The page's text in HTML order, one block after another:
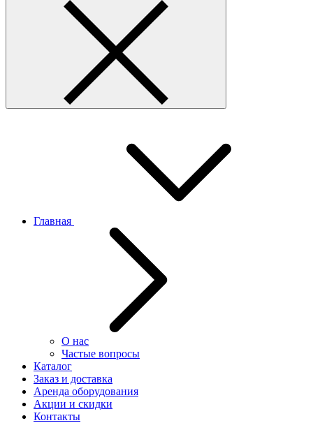
Главная
О нас
Частые вопросы
Каталог
Заказ и доставка
Аренда оборудования
Акции и скидки
Контакты